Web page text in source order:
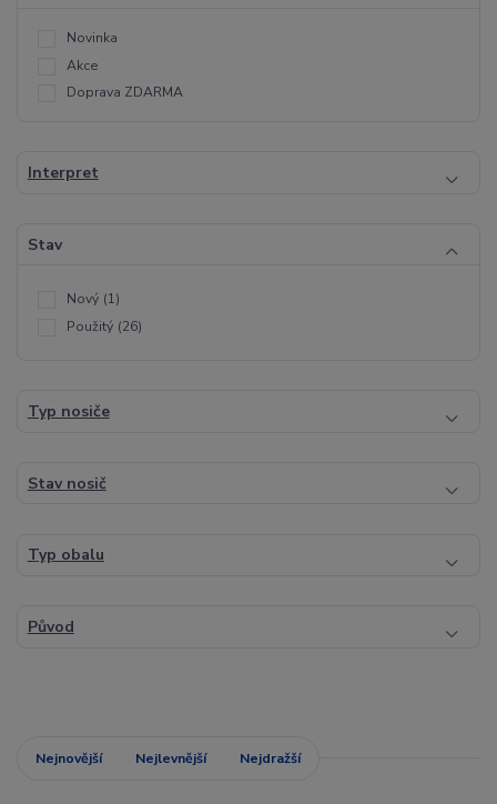
Novinka
Akce
Doprava ZDARMA
Interpret
Stav
Nový (1)
Použitý (26)
Typ nosiče
Stav nosič
Typ obalu
Původ
Nejnovější Nejlevnější Nejdražší